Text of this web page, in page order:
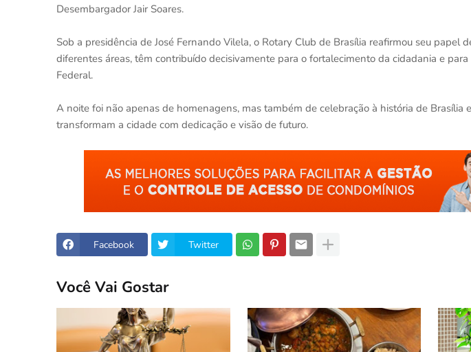
Desembargador Jair Soares.
Sob a presidência de José Fernando Vilela, o Rotary Club de Brasília reafirmou seu papel
diferentes áreas, têm contribuído decisivamente para o fortalecimento da cidadania e
Federal.
A noite foi não apenas de homenagens, mas também de celebração à história de Brasília
transformam a cidade com dedicação e visão de futuro.
Facebook Twitter
Você Vai Gostar